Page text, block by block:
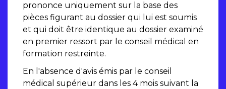
prononce uniquement sur la base des
pièces figurant au dossier qui lui est soumis
et qui doit être identique au dossier examiné
en premier ressort par le conseil médical en
formation restreinte.
En l'absence d'avis émis par le conseil
médical supérieur dans les 4 mois suivant la